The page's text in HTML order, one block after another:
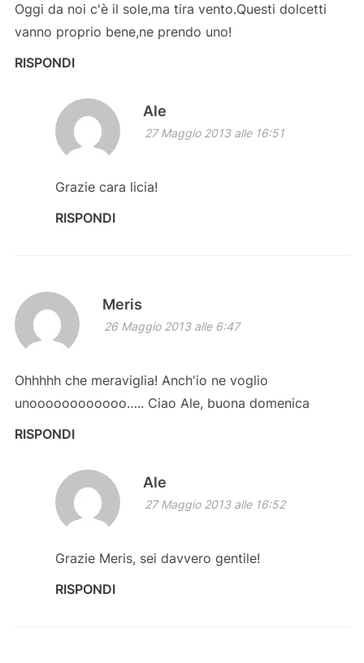
Oggi da noi c'è il sole,ma tira vento.Questi dolcetti
vanno proprio bene,ne prendo uno!
RISPONDI
Ale
27 Maggio 2013 alle 16:51
Grazie cara licia!
RISPONDI
Meris
26 Maggio 2013 alle 6:47
Ohhhhh che meraviglia! Anch'io ne voglio
unoooooooooooo….. Ciao Ale, buona domenica
RISPONDI
Ale
27 Maggio 2013 alle 16:52
Grazie Meris, sei davvero gentile!
RISPONDI